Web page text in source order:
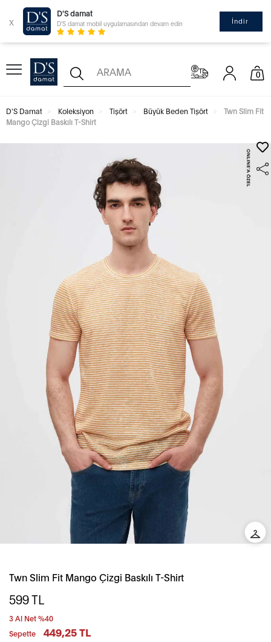
x
D'S damat
D'S damat mobil uygulamasından devam edin İndir
0
D'S Damat Koleksiyon Tişört Büyük Beden Tişört
Twn Slim Fit
Mango Çizgi Baskılı T-Shirt
Twn Slim Fit Mango Çizgi Baskılı T-Shirt
599TL
3 Al Net %40
Sepette
449,25 TL